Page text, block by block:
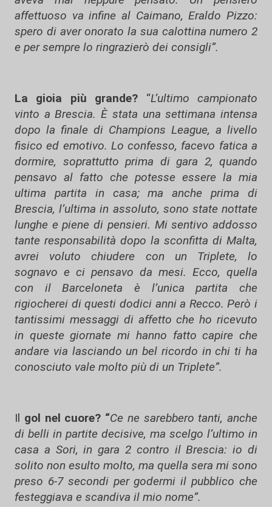
affettuoso va infine al Caimano, Eraldo Pizzo:
spero di aver onorato la sua calottina numero 2
e per sempre lo ringrazierò dei consigli”.
La gioia più grande? “L’ultimo campionato
vinto a Brescia. È stata una settimana intensa
dopo la finale di Champions League, a livello
fisico ed emotivo. Lo confesso, facevo fatica a
dormire, soprattutto prima di gara 2, quando
pensavo al fatto che potesse essere la mia
ultima partita in casa; ma anche prima di
Brescia, l’ultima in assoluto, sono state nottate
lunghe e piene di pensieri. Mi sentivo addosso
tante responsabilità dopo la sconfitta di Malta,
avrei voluto chiudere con un Triplete, lo
sognavo e ci pensavo da mesi. Ecco, quella
con il Barceloneta è l’unica partita che
rigiocherei di questi dodici anni a Recco. Però i
tantissimi messaggi di affetto che ho ricevuto
in queste giornate mi hanno fatto capire che
andare via lasciando un bel ricordo in chi ti ha
conosciuto vale molto più di un Triplete”.
Il gol nel cuore? “Ce ne sarebbero tanti, anche
di belli in partite decisive, ma scelgo l’ultimo in
casa a Sori, in gara 2 contro il Brescia: io di
solito non esulto molto, ma quella sera mi sono
preso 6-7 secondi per godermi il pubblico che
festeggiava e scandiva il mio nome”.